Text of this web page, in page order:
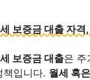
보증금 대출 자
보증금 대출은 주
책입니다. 월세 혹